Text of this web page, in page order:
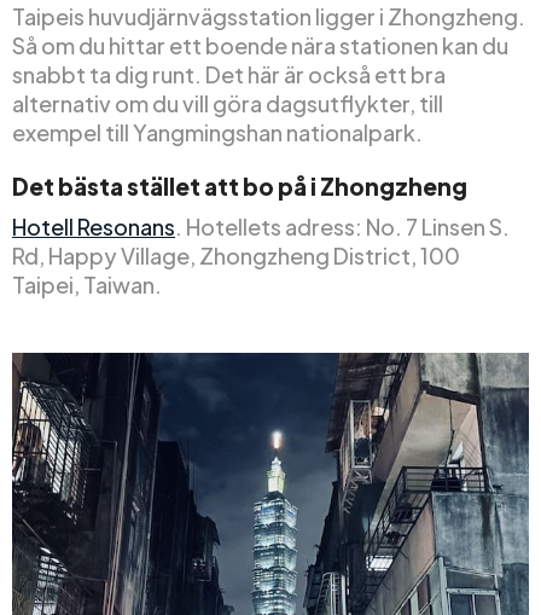
Taipeis huvudjärnvägsstation ligger i Zhongzheng.
Så om du hittar ett boende nära stationen kan du
snabbt ta dig runt. Det här är också ett bra
alternativ om du vill göra dagsutflykter, till
exempel till Yangmingshan nationalpark.
Det bästa stället att bo på i Zhongzheng
Hotell Resonans. Hotellets adress: No. 7 Linsen S.
Rd, Happy Village, Zhongzheng District, 100
Taipei, Taiwan.